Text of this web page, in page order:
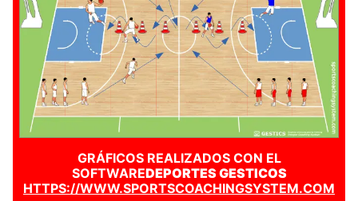
GRÁFICOS REALIZADOS CON EL
SOFTWAREDEPORTES GESTICOS
HTTPS://WWW.SPORTSCOACHINGSYSTEM.COM